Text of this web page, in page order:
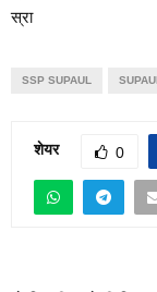
स्रा
SSP SUPAUL SUPAUL
शेयर 0